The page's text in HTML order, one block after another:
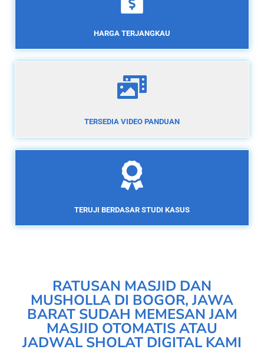
HARGA TERJANGKAU
TERSEDIA VIDEO PANDUAN
TERUJI BERDASAR STUDI KASUS
RATUSAN MASJID DAN
MUSHOLLA DI BOGOR, JAWA
BARAT SUDAH MEMESAN JAM
MASJID OTOMATIS ATAU
JADWAL SHOLAT DIGITAL KAMI